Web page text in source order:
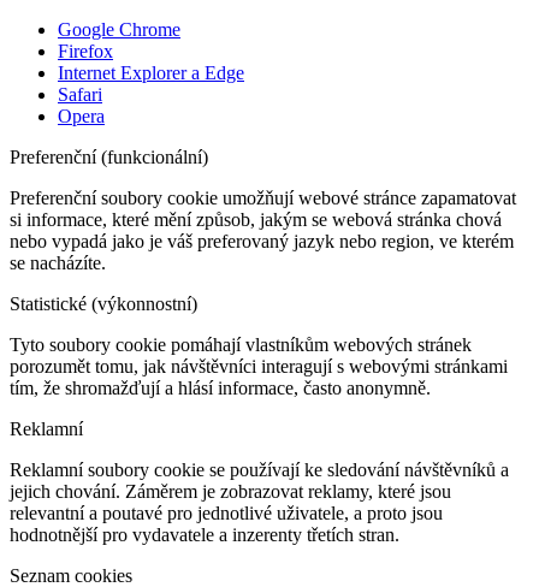
Google Chrome
Firefox
Internet Explorer a Edge
Safari
Opera
Preferenční (funkcionální)
Preferenční soubory cookie umožňují webové stránce zapamatovat
si informace, které mění způsob, jakým se webová stránka chová
nebo vypadá jako je váš preferovaný jazyk nebo region, ve kterém
se nacházíte.
Statistické (výkonnostní)
Tyto soubory cookie pomáhají vlastníkům webových stránek
porozumět tomu, jak návštěvníci interagují s webovými stránkami
tím, že shromažďují a hlásí informace, často anonymně.
Reklamní
Reklamní soubory cookie se používají ke sledování návštěvníků a
jejich chování. Záměrem je zobrazovat reklamy, které jsou
relevantní a poutavé pro jednotlivé uživatele, a proto jsou
hodnotnější pro vydavatele a inzerenty třetích stran.
Seznam cookies